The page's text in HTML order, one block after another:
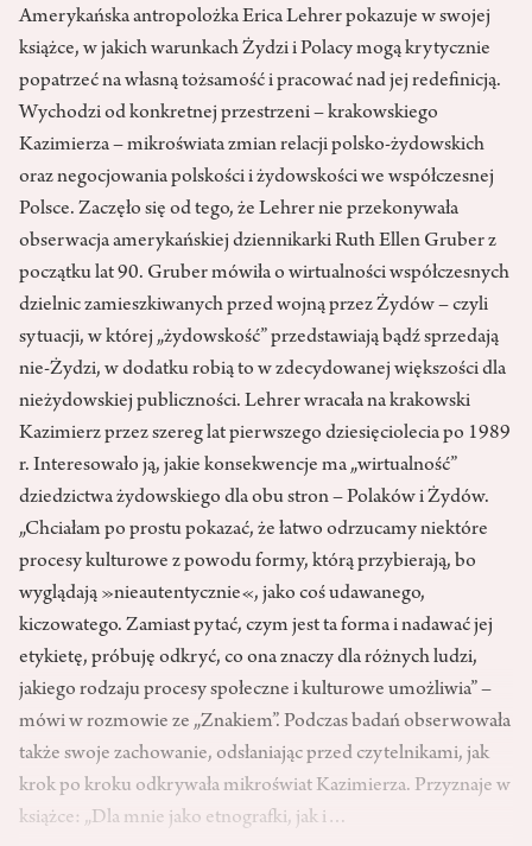
Amerykańska antropolożka Erica Lehrer pokazuje w swojej
książce, w jakich warunkach Żydzi i Polacy mogą krytycznie
popatrzeć na własną tożsamość i pracować nad jej redefinicją.
Wychodzi od konkretnej przestrzeni – krakowskiego
Kazimierza – mikroświata zmian relacji polsko-żydowskich
oraz negocjowania polskości i żydowskości we współczesnej
Polsce. Zaczęło się od tego, że Lehrer nie przekonywała
obserwacja amerykańskiej dziennikarki Ruth Ellen Gruber z
początku lat 90. Gruber mówiła o wirtualności współczesnych
dzielnic zamieszkiwanych przed wojną przez Żydów – czyli
sytuacji, w której „żydowskość” przedstawiają bądź sprzedają
nie-Żydzi, w dodatku robią to w zdecydowanej większości dla
nieżydowskiej publiczności. Lehrer wracała na krakowski
Kazimierz przez szereg lat pierwszego dziesięciolecia po 1989
r. Interesowało ją, jakie konsekwencje ma „wirtualność”
dziedzictwa żydowskiego dla obu stron – Polaków i Żydów.
„Chciałam po prostu pokazać, że łatwo odrzucamy niektóre
procesy kulturowe z powodu formy, którą przybierają, bo
wyglądają »nieautentycznie«, jako coś udawanego,
kiczowatego. Zamiast pytać, czym jest ta forma i nadawać jej
etykietę, próbuję odkryć, co ona znaczy dla różnych ludzi,
jakiego rodzaju procesy społeczne i kulturowe umożliwia” –
mówi w rozmowie ze „Znakiem”. Podczas badań obserwowała
także swoje zachowanie, odsłaniając przed czytelnikami, jak
krok po kroku odkrywała mikroświat Kazimierza. Przyznaje w
książce: „Dla mnie jako etnografki, jak i…